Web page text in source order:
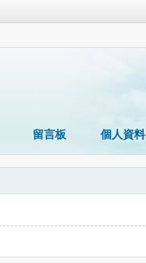
留言板 個人資料